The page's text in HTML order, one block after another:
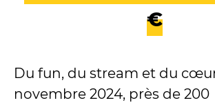
€
Du fun, du stream et du
novembre 2024, près de 200